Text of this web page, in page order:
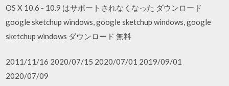
OS X 10.6 - 10.9 はサポートされなくなった ダウンロード
google sketchup windows, google sketchup windows, google
sketchup windows ダウンロード 無料
2011/11/16 2020/07/15 2020/07/01 2019/09/01
2020/07/09